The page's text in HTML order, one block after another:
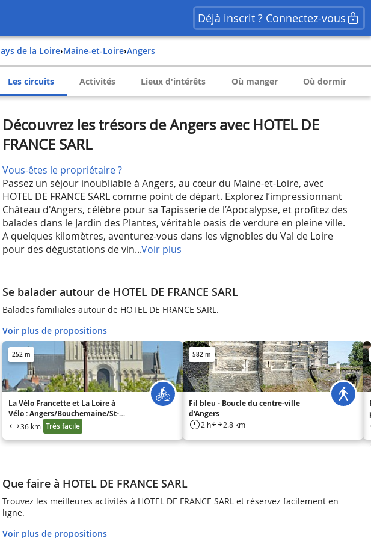
Déjà inscrit ? Connectez-vous
Pays de la Loire› Maine-et-Loire› Angers
Les circuits Activités Lieux d'intérêts Où manger Où dormir
Découvrez les trésors de Angers avec HOTEL DE
FRANCE SARL
Vous-êtes le propriétaire ?
Passez un séjour inoubliable à Angers, au cœur du Maine-et-Loire, avec
HOTEL DE FRANCE SARL comme point de départ. Explorez l’impressionnant
Château d'Angers, célèbre pour sa Tapisserie de l’Apocalypse, et profitez des
balades dans le Jardin des Plantes, véritable oasis de verdure en pleine ville.
A quelques kilomètres, aventurez-vous dans les vignobles du Val de Loire
pour des dégustations de vin...Voir plus
Se balader autour de HOTEL DE FRANCE SARL
Balades familiales autour de HOTEL DE FRANCE SARL.
Voir plus de propositions
252 m
La Vélo Francette et La Loire à
Vélo : Angers/Bouchemaine/St-
Mathurin
36 km Très facile
582 m
Fil bleu - Boucle du centre-ville
d'Angers
2 h 2.8 km
Que faire à HOTEL DE FRANCE SARL
Trouvez les meilleures activités à HOTEL DE FRANCE SARL et réservez facilement en
ligne.
Voir plus de propositions